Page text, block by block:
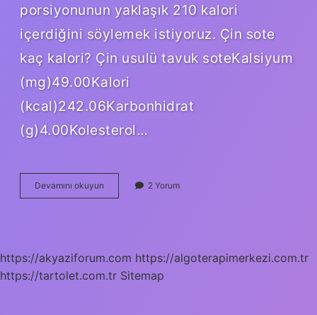
porsiyonunun yaklaşık 210 kalori
içerdiğini söylemek istiyoruz. Çin sote
kaç kalori? Çin usulü tavuk soteKalsiyum
(mg)49.00Kalori
(kcal)242.06Karbonhidrat
(g)4.00Kolesterol…
Devamını okuyun
Tavuğu
2 Yorum
https://akyaziforum.com https://algoterapimerkezi.com.tr
https://tartolet.com.tr Sitemap